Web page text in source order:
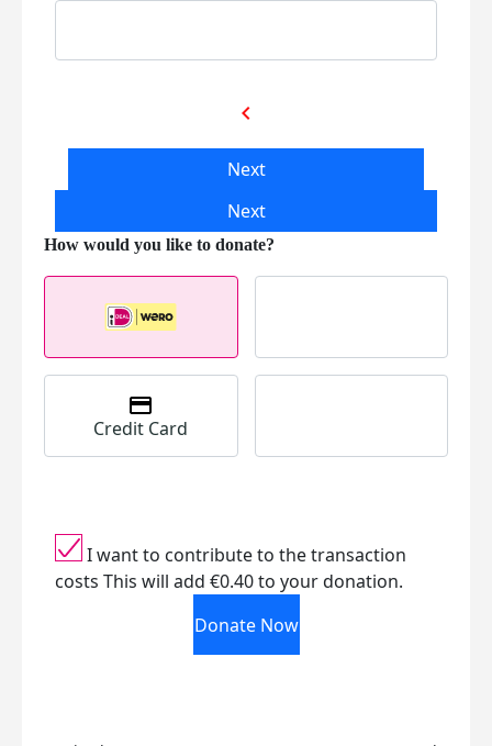
chevron_left
Next
Next
Credit Card
I want to contribute to the transaction
costs This will add €0.40 to your donation.
Donate Now